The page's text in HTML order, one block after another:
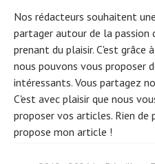
Nos rédacteurs souhaitent
partager autour de la passion
prenant du plaisir. C'est grâce
nous pouvons vous proposer
intéressants. Vous partagez
C'est avec plaisir que nous
proposer vos articles. Rien de
propose mon article !
Search